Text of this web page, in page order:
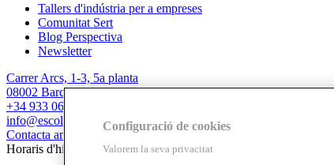
Tallers d'indústria per a empreses
Comunitat Sert
Blog Perspectiva
Newsletter
Carrer Arcs, 1-3, 5a planta
08002 Barcelona
+34 933 067 844
info@escolasert.com
Contacta amb nosaltres
Horaris d'hivern: DLL a DJ de 8.30 a 16.30 h / DV de 8.30 a 14 h.
Configuració de cookies
Valorem la seva privacitat